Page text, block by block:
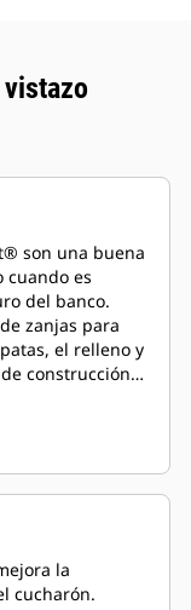
son una buena
cuando es
del banco.
zanjas para
el relleno y
construcción,
la
cucharón.